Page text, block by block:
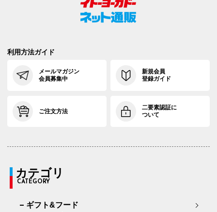
利用方法ガイド
メールマガジン
会員募集中
新規会員
登録ガイド
ご注文方法
二要素認証に
ついて
カテゴリ
CATEGORY
ギフト&フード